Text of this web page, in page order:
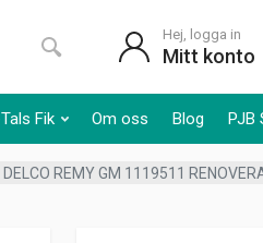
Fik Om oss Blog PJB
Hej, logga in
Mitt konto
REMY GM 1119511